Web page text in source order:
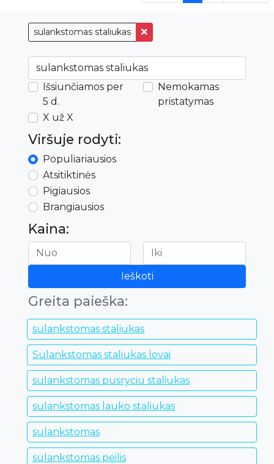
sulankstomas staliukas
Išsiunčiamos per
5 d.
Nemokamas
pristatymas
X už X
Viršuje rodyti:
Populiariausios
Atsitiktinės
Pigiausios
Brangiausios
Kaina:
Ieškoti
Greita paieška:
sulankstomas staliukas
Sulankstomas staliukas lovai
sulankstomas pusryciu staliukas
sulankstomas lauko staliukas
sulankstomas
sulankstomas peilis